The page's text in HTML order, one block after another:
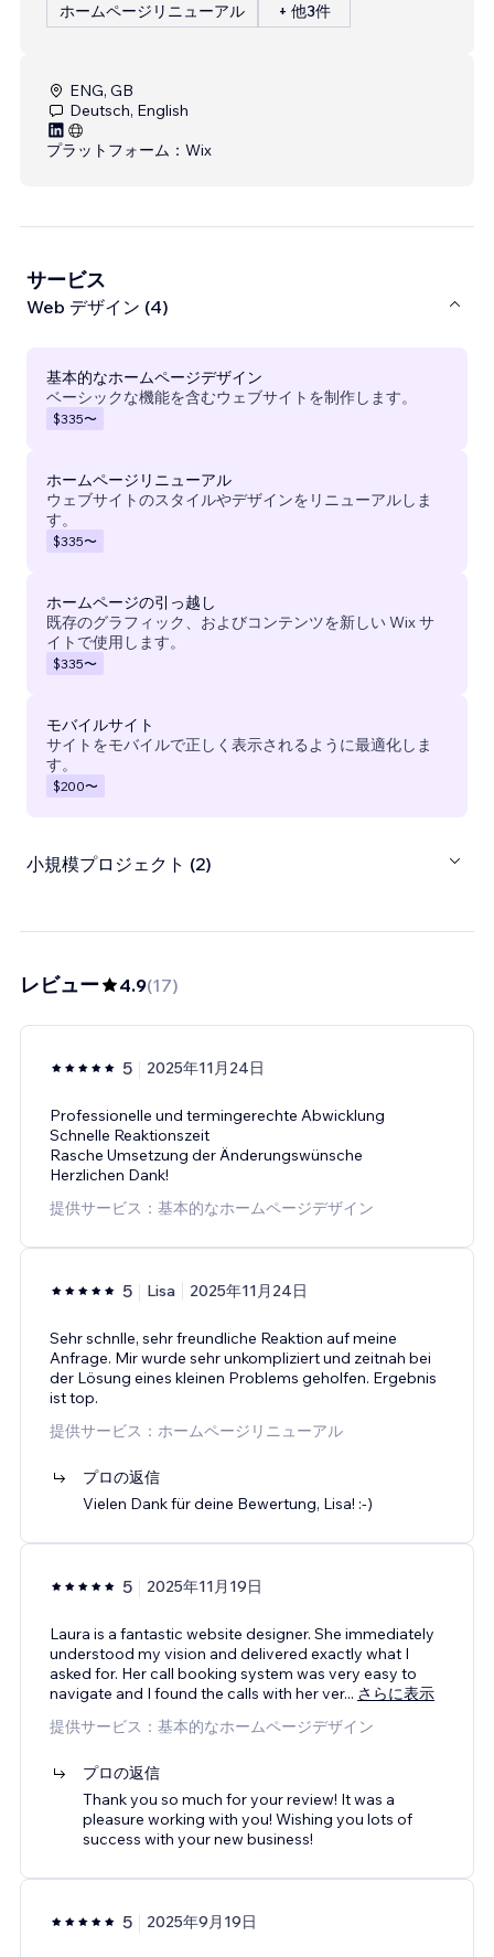
ホームページリニューアル + 他3件
ENG, GB
Deutsch, English
プラットフォーム： Wix
サービス
Web デザイン (4)
基本的なホームページデザイン
ベーシックな機能を含むウェブサイトを制作します。
$335〜
ホームページリニューアル
ウェブサイトのスタイルやデザインをリニューアルしま
す。
$335〜
ホームページの引っ越し
既存のグラフィック、およびコンテンツを新しい Wix サ
イトで使用します。
$335〜
モバイルサイト
サイトをモバイルで正しく表示されるように最適化しま
す。
$200〜
小規模プロジェクト (2)
レビュー 4.9(17)
5 2025年11月24日
Professionelle und termingerechte Abwicklung
Schnelle Reaktionszeit
Rasche Umsetzung der Änderungswünsche
Herzlichen Dank!
提供サービス：基本的なホームページデザイン
5 Lisa 2025年11月24日
Sehr schnlle, sehr freundliche Reaktion auf meine
Anfrage. Mir wurde sehr unkompliziert und zeitnah bei
der Lösung eines kleinen Problems geholfen. Ergebnis
ist top.
提供サービス：ホームページリニューアル
プロの返信
Vielen Dank für deine Bewertung, Lisa! :-)
5 2025年11月19日
Laura is a fantastic website designer. She immediately
understood my vision and delivered exactly what I
asked for. Her call booking system was very easy to
navigate and I found the calls with her ver... さらに表示
提供サービス：基本的なホームページデザイン
プロの返信
Thank you so much for your review! It was a
pleasure working with you! Wishing you lots of
success with your new business!
5 2025年9月19日